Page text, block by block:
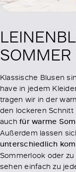
SOMMER
Klassische Blusen
have in jedem
tragen wir in der
den lockeren Schnitt
auchfür warme
Außerdem lassen
unterschiedlich
Sommerlook oder
sehen einfach zu